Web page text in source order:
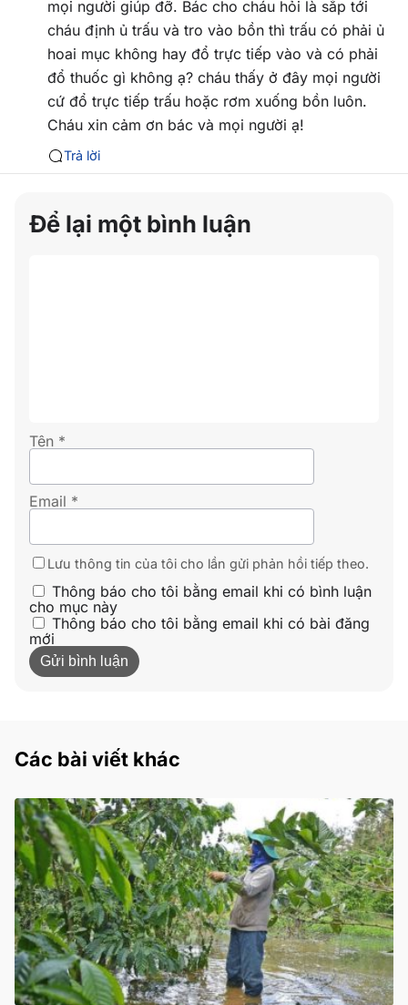
mọi người giúp đỡ. Bác cho cháu hỏi là sắp tới
cháu định ủ trấu và tro vào bồn thì trấu có phải ủ
hoai mục không hay đổ trực tiếp vào và có phải
đổ thuốc gì không ạ? cháu thấy ở đây mọi người
cứ đổ trực tiếp trấu hoặc rơm xuống bồn luôn.
Cháu xin cảm ơn bác và mọi người ạ!
Trả lời
Để lại một bình luận
Tên *
Email *
Lưu thông tin của tôi cho lần gửi phản hồi tiếp theo.
Thông báo cho tôi bằng email khi có bình luận
cho mục này
Thông báo cho tôi bằng email khi có bài đăng
mới
Các bài viết khác